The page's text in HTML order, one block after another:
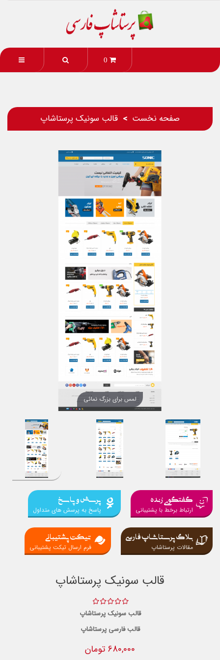
0
صفحه نخست قالب سونیک پرستاشاپ
لمس برای بزرگ نمائی
گفتگوی زنده
ارتباط برخط با پشتیبانی
پرسش و پاسخ
پاسخ به پرسش های متداول
بلاگ پرستاشاپ فارسی
مقالات پرستاشاپ
تیکت پشتیبانی
فرم ارسال تیکت پشتیبانی
قالب سونیک پرستاشاپ
قالب سونیک پرستاشاپ
قالب فارسی پرستاشاپ
680,000 تومان